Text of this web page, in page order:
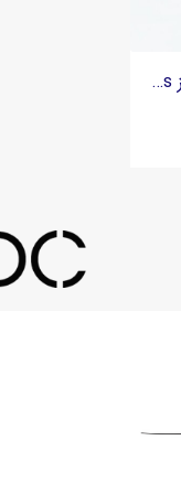
ست هودی اورسایز و شلوار جاگر زنانه برند لفتیز lefties